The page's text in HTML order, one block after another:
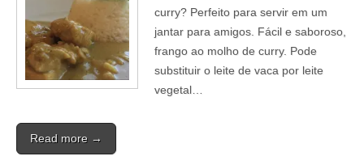
curry? Perfeito para servir em um
jantar para amigos. Fácil e saboroso,
frango ao molho de curry. Pode
substituir o leite de vaca por leite
vegetal…
Read more →